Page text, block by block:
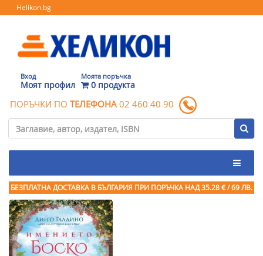
Helikon.bg
Вход
Моят профил
Моята поръчка
0 продукта
ПОРЪЧКИ ПО ТЕЛЕФОНА 02 460 40 90
БЕЗПЛАТНА ДОСТАВКА В БЪЛГАРИЯ ПРИ ПОРЪЧКА НАД 35.28 € / 69 ЛВ.